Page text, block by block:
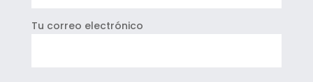
Tu correo electrónico